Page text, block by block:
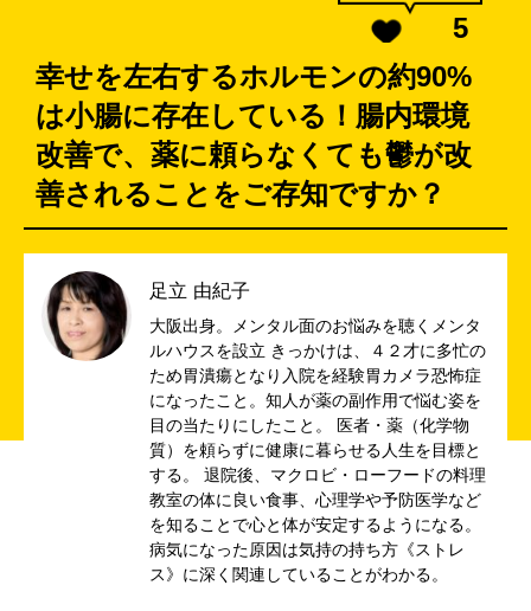
5
幸せを左右するホルモンの約90%
は小腸に存在している！腸内環境
改善で、薬に頼らなくても鬱が改
善されることをご存知ですか？
足立 由紀子
大阪出身。メンタル面のお悩みを聴くメンタ
ルハウスを設立 きっかけは、４２才に多忙の
ため胃潰瘍となり入院を経験胃カメラ恐怖症
になったこと。知人が薬の副作用で悩む姿を
目の当たりにしたこと。 医者・薬（化学物
質）を頼らずに健康に暮らせる人生を目標と
する。 退院後、マクロビ・ローフードの料理
教室の体に良い食事、心理学や予防医学など
を知ることで心と体が安定するようになる。
病気になった原因は気持の持ち方《ストレ
ス》に深く関連していることがわかる。